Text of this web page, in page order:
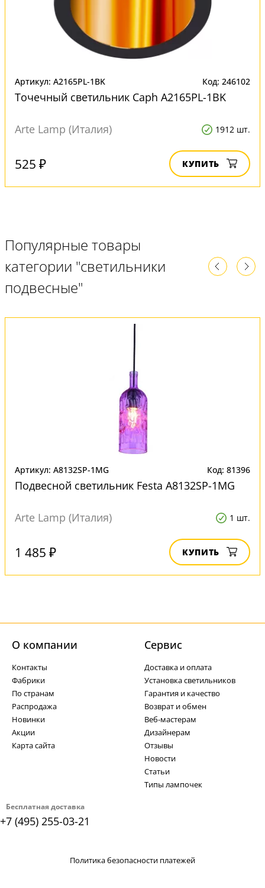
Артикул: A2165PL-1BK Код: 246102
Точечный светильник Caph A2165PL-1BK
Arte Lamp (Италия) 1912 шт.
525 ₽ КУПИТЬ
Популярные товары
категории "светильники
подвесные"
Артикул: A8132SP-1MG Код: 81396
Подвесной светильник Festa A8132SP-1MG
Arte Lamp (Италия) 1 шт.
1 485 ₽ КУПИТЬ
Бесплатная доставка
+7 (495) 255-03-21
О компании
Контакты
Фабрики
По странам
Распродажа
Новинки
Акции
Карта сайта
Cервис
Доставка и оплата
Установка светильников
Гарантия и качество
Возврат и обмен
Веб-мастерам
Дизайнерам
Отзывы
Новости
Статьи
Типы лампочек
Политика безопасности платежей